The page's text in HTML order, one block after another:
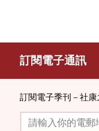
訂閱電子通訊
訂閱電子季刊－社
請輸入你的電郵地址